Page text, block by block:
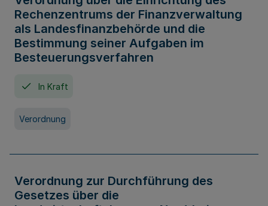
Rechenzentrums der Finanzverwaltung
als Landesfinanzbehörde und die
Bestimmung seiner Aufgaben im
Besteuerungsverfahren
In Kraft
Verordnung
Verordnung zur Durchführung des
Gesetzes über die